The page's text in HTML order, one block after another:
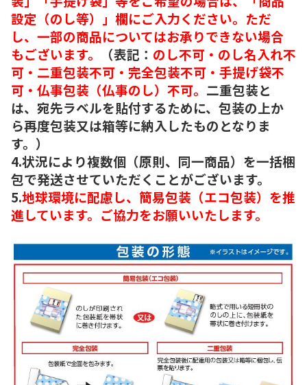
設定（のし等）」欄にご入力ください。ただ
し、一部の商品についてはお承りできない場合
もございます。
（表記： のし不可・のし名入れ不
可・二重包装不可・完全包装不可・手提げ袋不
可・仏事包装（仏事のし）不可。 二重包装と
は、宛先ラベルを貼付するために、包装の上か
ら再度包装又は箱等に納入したものとなりま
す。）
4.状況により複数個（原則、同一商品）を一括梱
包で発送させていただくことがございます。
5.地球環境に配慮し、簡易包装（エコ包装）を推
進しています。ご協力をお願いいたします。